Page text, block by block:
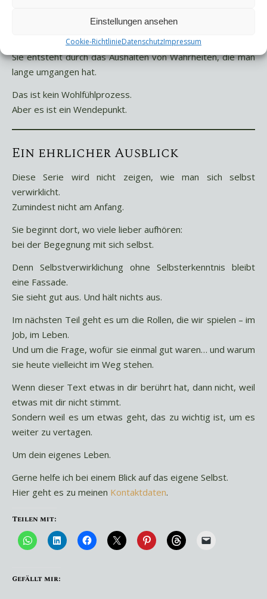
Einstellungen ansehen
Cookie-RichtlinieDatenschutzImpressum
Selbsterkenntnis entsteht nicht durch gute Ratschläge.
Sie entsteht durch das Aushalten von Wahrheiten, die man
lange umgangen hat.
Das ist kein Wohlfühlprozess.
Aber es ist ein Wendepunkt.
Ein ehrlicher Ausblick
Diese Serie wird nicht zeigen, wie man sich selbst
verwirklicht.
Zumindest nicht am Anfang.
Sie beginnt dort, wo viele lieber aufhören:
bei der Begegnung mit sich selbst.
Denn Selbstverwirklichung ohne Selbsterkenntnis bleibt
eine Fassade.
Sie sieht gut aus. Und hält nichts aus.
Im nächsten Teil geht es um die Rollen, die wir spielen – im
Job, im Leben.
Und um die Frage, wofür sie einmal gut waren… und warum
sie heute vielleicht im Weg stehen.
Wenn dieser Text etwas in dir berührt hat, dann nicht, weil
etwas mit dir nicht stimmt.
Sondern weil es um etwas geht, das zu wichtig ist, um es
weiter zu vertagen.
Um dein eigenes Leben.
Gerne helfe ich bei einem Blick auf das eigene Selbst.
Hier geht es zu meinen Kontaktdaten.
Teilen mit:
Gefällt mir: